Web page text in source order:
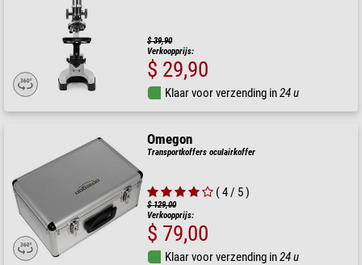
$ 39,90
Verkoopprijs:
$ 29,90
Klaar voor verzending in24 u
Omegon
Transportkoffers oculairkoffer
( 4 / 5 )
$ 129,00
Verkoopprijs:
$ 79,00
Klaar voor verzending in24 u